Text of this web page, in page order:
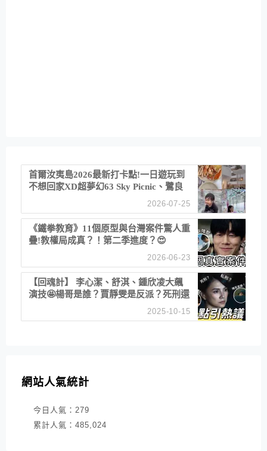
首爾汝夷島2026最新打卡點!一日遊玩到
不想回家XD超夢幻63 Sky Picnic、鷺良
津帝王蟹大餐、《淚之女王》拍攝地、漢
江公園免費玩水
2026-07-25
《鐵拳教育》11個原型與台灣案件驚人重
疊!教權局成真？！第二季進度？😍
2026-06-23
【回魂計】 李心潔、舒淇、鍾欣凌大飆
演技🤩楊哥是誰？賈靜雯是反派？死刑還
2025-10-15
網站人氣統計
今日人氣： 279
累計人氣： 485,024